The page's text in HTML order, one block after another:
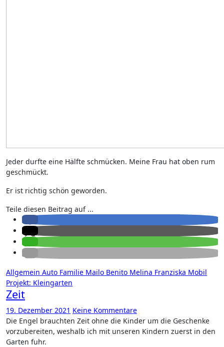
Jeder durfte eine Hälfte schmücken. Meine Frau hat oben rum
geschmückt.
Er ist richtig schön geworden.
Teile diesen Beitrag auf ...
Allgemein Auto Familie Mailo Benito Melina Franziska Mobil
Projekt: Kleingarten
Zeit
19. Dezember 2021 Keine Kommentare
Die Engel brauchten Zeit ohne die Kinder um die Geschenke
vorzubereiten, weshalb ich mit unseren Kindern zuerst in den
Garten fuhr.